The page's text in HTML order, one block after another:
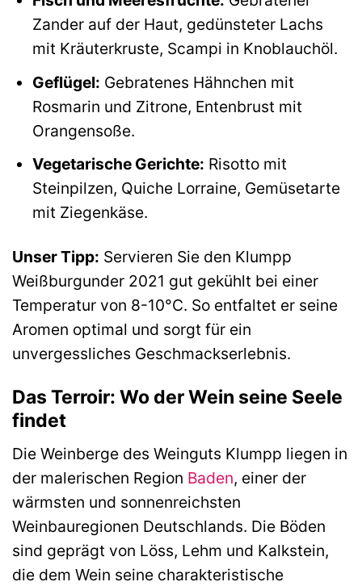
Zander auf der Haut, gedünsteter Lachs
mit Kräuterkruste, Scampi in Knoblauchöl.
Geflügel: Gebratenes Hähnchen mit
Rosmarin und Zitrone, Entenbrust mit
Orangensoße.
Vegetarische Gerichte: Risotto mit
Steinpilzen, Quiche Lorraine, Gemüsetarte
mit Ziegenkäse.
Unser Tipp: Servieren Sie den Klumpp
Weißburgunder 2021 gut gekühlt bei einer
Temperatur von 8-10°C. So entfaltet er seine
Aromen optimal und sorgt für ein
unvergessliches Geschmackserlebnis.
Das Terroir: Wo der Wein seine Seele
findet
Die Weinberge des Weinguts Klumpp liegen in
der malerischen Region Baden, einer der
wärmsten und sonnenreichsten
Weinbauregionen Deutschlands. Die Böden
sind geprägt von Löss, Lehm und Kalkstein,
die dem Wein seine charakteristische